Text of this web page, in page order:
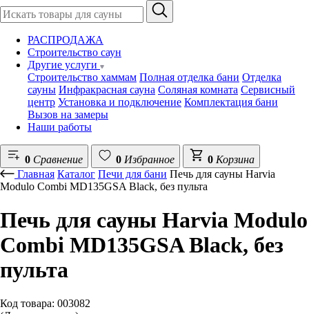
РАСПРОДАЖА
Строительство саун
Другие услуги
Строительство хаммам Полная отделка бани Отделка
сауны Инфракрасная сауна Соляная комната Сервисный
центр Установка и подключение Комплектация бани
Вызов на замеры
Наши работы
0 Сравнение 0 Избранное 0 Корзина
Главная Каталог Печи для бани Печь для сауны Harvia
Modulo Combi MD135GSA Black, без пульта
Печь для сауны Harvia Modulo
Combi MD135GSA Black, без
пульта
Код товара: 003082